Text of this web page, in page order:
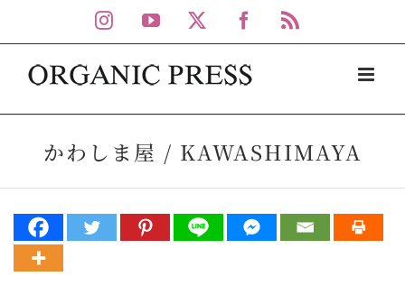
to
content
Instagram
YouTube Facebook
かわしま屋 / KAWASHIMAYA